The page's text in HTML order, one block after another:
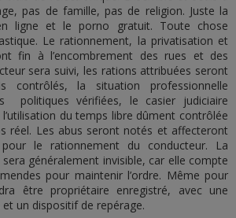
pas de famille, pas de religion. Juste la
ligne et le porno gratuit. Toute chose
Le rationnement, la privatisation et
fin à l’encombrement des rues et des
sera suivi, les rations attribuées seront
contrôlés, la situation professionnelle
politiques vérifiées, le casier judiciaire
du temps libre dûment contrôlée
réel. Les abus seront notés et affecteront
le rationnement du conducteur. La
généralement invisible, car elle compte
pour maintenir l’ordre. Même pour
être propriétaire enregistré, avec une
un dispositif de repérage.